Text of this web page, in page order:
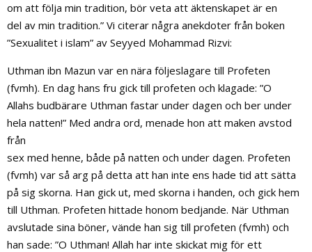
om att följa min tradition, bör veta att äktenskapet är en
del av min tradition.” Vi citerar några anekdoter från boken
”Sexualitet i islam” av Seyyed Mohammad Rizvi:
Uthman ibn Mazun var en nära följeslagare till Profeten
(fvmh). En dag hans fru gick till profeten och klagade: ”O
Allahs budbärare Uthman fastar under dagen och ber under
hela natten!” Med andra ord, menade hon att maken avstod
från
sex med henne, både på natten och under dagen. Profeten
(fvmh) var så arg på detta att han inte ens hade tid att sätta
på sig skorna. Han gick ut, med skorna i handen, och gick hem
till Uthman. Profeten hittade honom bedjande. När Uthman
avslutade sina böner, vände han sig till profeten (fvmh) och
han sade: ”O Uthman! Allah har inte skickat mig för ett